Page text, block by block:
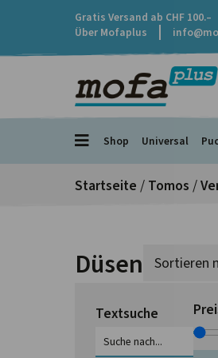
Gratis Versand ab CHF 100.–
Über Mofaplus
Shop Universal
Startseite / Tomos /
Düsen
Textsuche